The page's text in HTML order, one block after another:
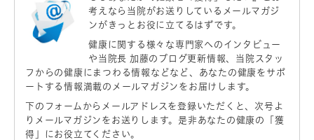
考えなら当院がお送りしているメールマガジ
ンがきっとお役に立てるはずです。
健康に関する様々な専門家へのインタビュー
や当院長 加藤のブログ更新情報、当院スタッ
フからの健康にまつわる情報などなど、あなたの健康をサポ
ートする情報満載のメールマガジンをお届けします。
下のフォームからメールアドレスを登録いただくと、次号よ
りメールマガジンをお送りします。是非あなたの健康の「獲
得」にお役立てください。